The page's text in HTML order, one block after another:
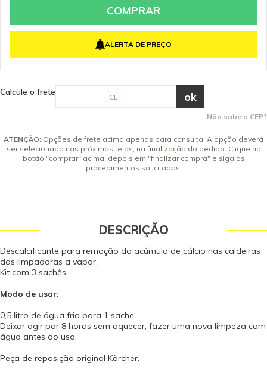
2x de R$ 22,17 sem juros
COMPRAR
ALERTA DE PREÇO
Calcule o frete
Não sabe o CEP?
ATENÇÃO: Opções de frete acima apenas para consulta. A opção deverá
ser selecionada nas próximas telas, na finalização do pedido. Clique no
botão "comprar" acima, depois em "finalizar compra" e siga os
procedimentos solicitados.
DESCRIÇÃO
Descalcificante para remoção do acúmulo de cálcio nas caldeiras
das limpadoras a vapor.
Kit com 3 sachês.
Modo de usar:
0,5 litro de água fria para 1 sache.
Deixar agir por 8 horas sem aquecer, fazer uma nova limpeza com
água antes do uso.
Peça de reposição original Kärcher.